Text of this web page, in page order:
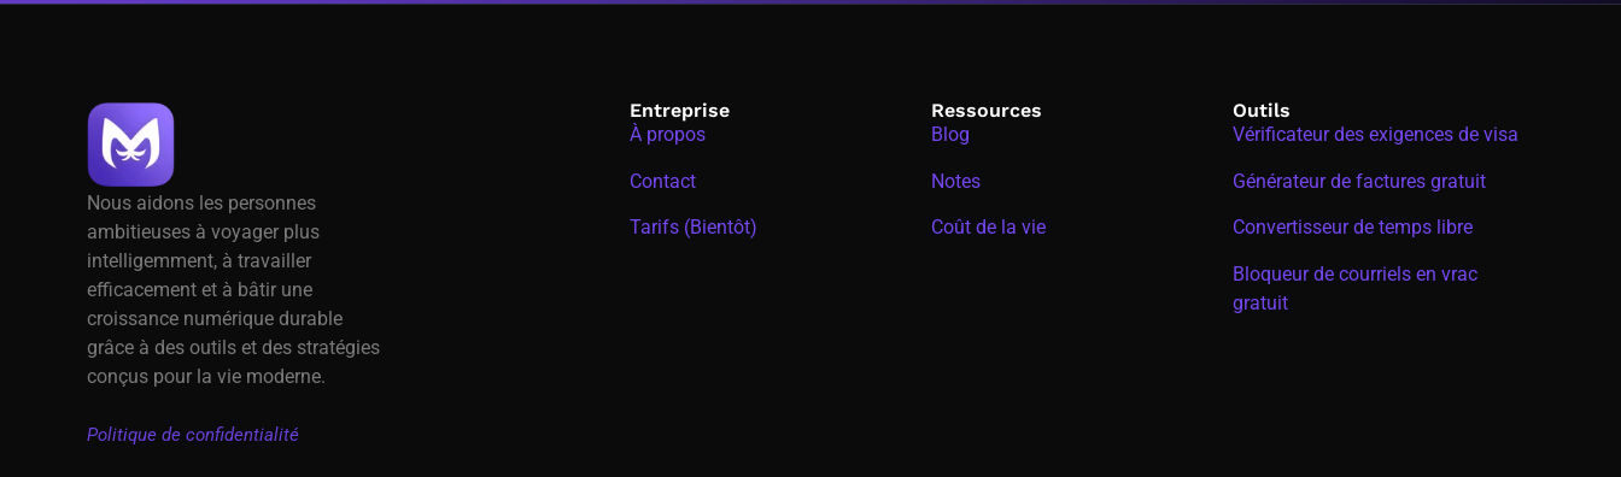
Nous aidons les personnes
ambitieuses à voyager plus
intelligemment, à travailler
efficacement et à bâtir une
croissance numérique durable
grâce à des outils et des stratégies
conçus pour la vie moderne.
Politique de confidentialité
Entreprise
À propos
Contact
Tarifs (Bientôt)
Ressources
Blog
Notes
Coût de la vie
Outils
Vérificateur des exigences de visa
Générateur de factures gratuit
Convertisseur de temps libre
Bloqueur de courriels en vrac
gratuit